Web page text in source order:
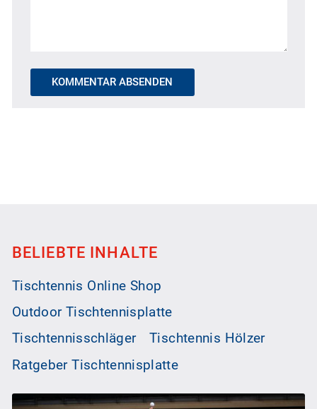
KOMMENTAR ABSENDEN
BELIEBTE INHALTE
Tischtennis Online Shop
Outdoor Tischtennisplatte
Tischtennisschläger
Tischtennis Hölzer
Ratgeber Tischtennisplatte